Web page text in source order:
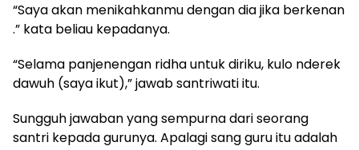
“Saya akan menikahkanmu dengan dia jika berkenan
.” kata beliau kepadanya.
“Selama panjenengan ridha untuk diriku, kulo nderek
dawuh (saya ikut),” jawab santriwati itu.
Sungguh jawaban yang sempurna dari seorang
santri kepada gurunya. Apalagi sang guru itu adalah